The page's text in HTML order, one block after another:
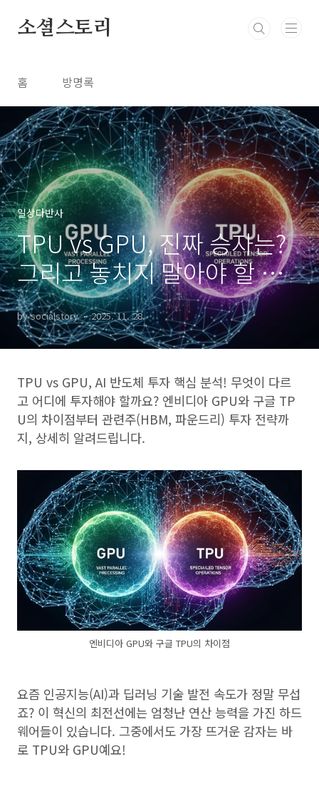
소셜스토리
홈 방명록
일상다반사
TPU vs GPU, 진짜 승자는?
그리고 놓치지 말아야 할 관
련주 투자 가이드!
by socialstory 2025. 11. 28.
TPU vs GPU, AI 반도체 투자 핵심 분석! 무엇이 다르
고 어디에 투자해야 할까요? 엔비디아 GPU와 구글 TP
U의 차이점부터 관련주(HBM, 파운드리) 투자 전략까
지, 상세히 알려드립니다.
엔비디아 GPU와 구글 TPU의 차이점
요즘 인공지능(AI)과 딥러닝 기술 발전 속도가 정말 무섭
죠? 이 혁신의 최전선에는 엄청난 연산 능력을 가진 하드
웨어들이 있습니다. 그중에서도 가장 뜨거운 감자는 바
로 TPU와 GPU예요!